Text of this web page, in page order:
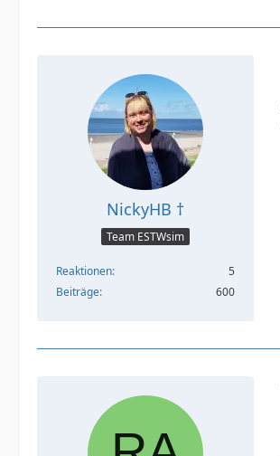
NickyHB †
Team ESTWsim
Reaktionen
5
Beiträge
600